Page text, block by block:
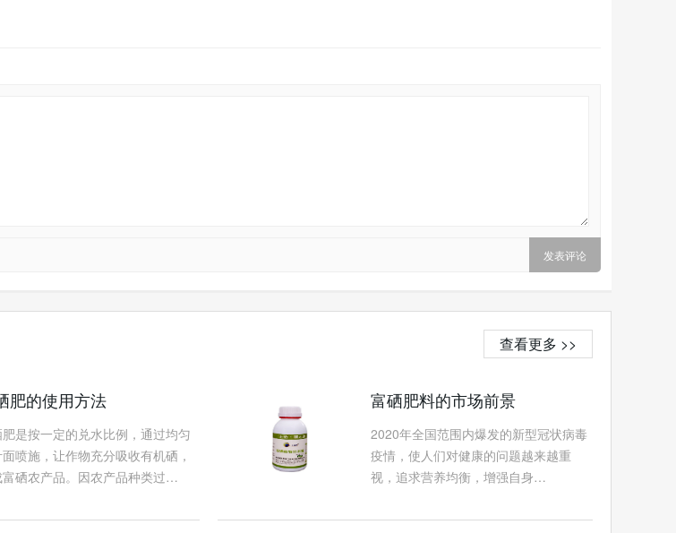
查看更多 >>
肥的使用方法
是按一定的兑水比例，通过均匀
喷施，让作物充分吸收有机硒，
硒农产品。因农产品种类过…
富硒肥料的市场前景
2020年全国范围内爆发的新型冠状病毒
疫情，使人们对健康的问题越来越重
视，追求营养均衡，增强自身…